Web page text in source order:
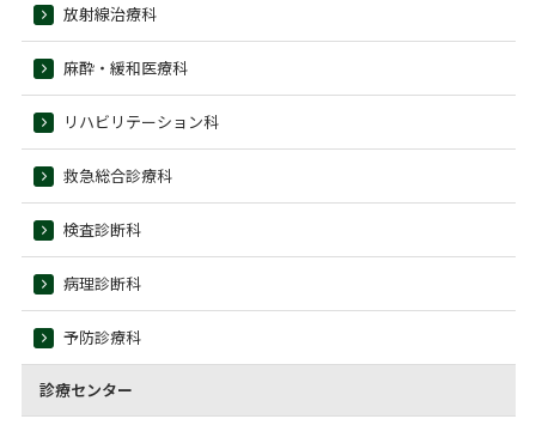
放射線治療科
麻酔・緩和医療科
リハビリテーション科
救急総合診療科
検査診断科
病理診断科
予防診療科
診療センター